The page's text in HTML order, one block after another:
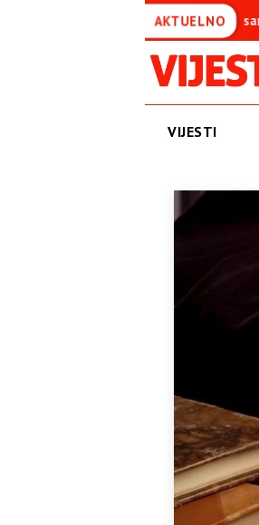
AKTUELNO
simbol pobjede – Ponosan sam na sve
VIJESTI